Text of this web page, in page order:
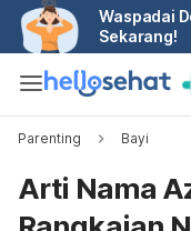
Waspadai
Sekarang!
Parenting Bayi
Arti Nama